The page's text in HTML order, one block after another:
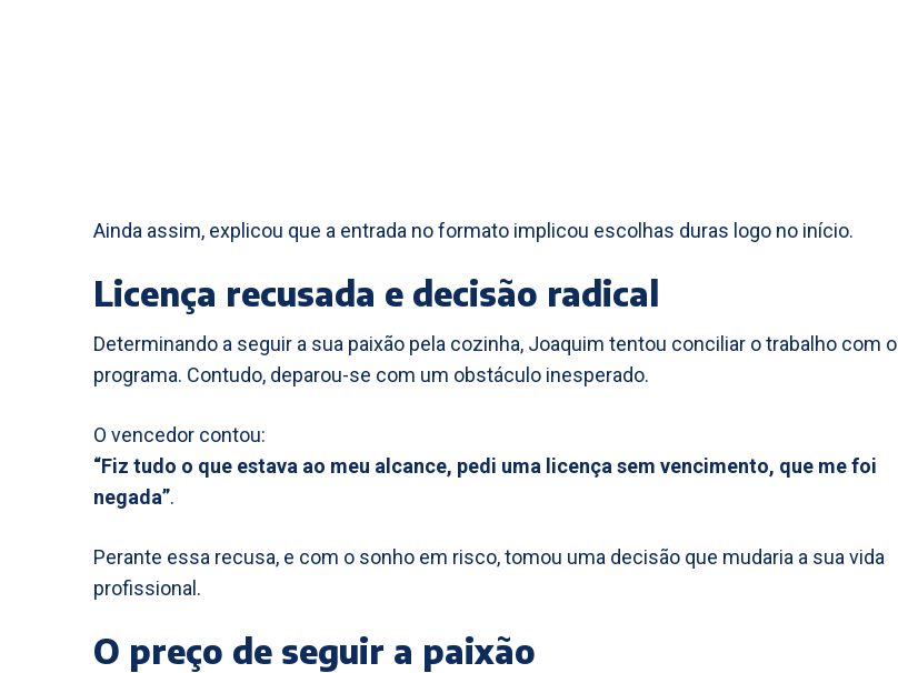
Ainda assim, explicou que a entrada no formato implicou escolhas duras logo no início.
Licença recusada e decisão radical
Determinando a seguir a sua paixão pela cozinha, Joaquim tentou conciliar o trabalho com o
programa. Contudo, deparou-se com um obstáculo inesperado.
O vencedor contou:
“Fiz tudo o que estava ao meu alcance, pedi uma licença sem vencimento, que me foi
negada”.
Perante essa recusa, e com o sonho em risco, tomou uma decisão que mudaria a sua vida
profissional.
O preço de seguir a paixão